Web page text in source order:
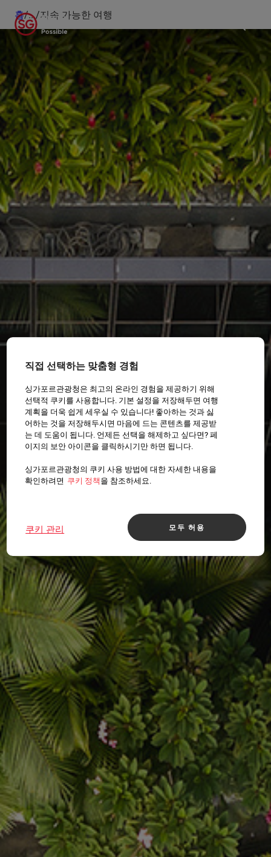
홈/.../지속 가능한 여행
직접 선택하는 맞춤형 경험
싱가포르관광청은 최고의 온라인 경험을 제공하기 위해
선택적 쿠키를 사용합니다. 기본 설정을 저장해두면 여행
계획을 더욱 쉽게 세우실 수 있습니다! 좋아하는 것과 싫
어하는 것을 저장해두시면 마음에 드는 콘텐츠를 제공받
는 데 도움이 됩니다. 언제든 선택을 해제하고 싶다면? 페
이지의 보안 아이콘을 클릭하시기만 하면 됩니다.
싱가포르관광청의 쿠키 사용 방법에 대한 자세한 내용을
확인하려면 쿠키 정책을 참조하세요.
모두 허용
쿠키 관리